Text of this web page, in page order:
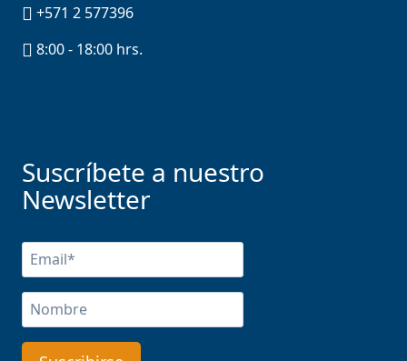
+571 2 577396
8:00 - 18:00 hrs.
Suscríbete a nuestro
Newsletter